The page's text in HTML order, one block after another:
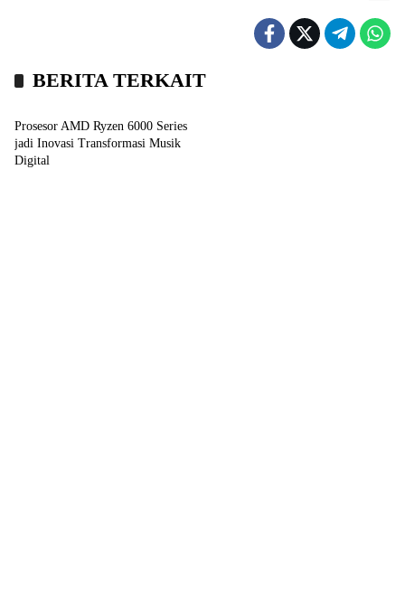
BERITA TERKAIT
Bisnis
Prosesor AMD Ryzen 6000 Series
jadi Inovasi Transformasi Musik
Digital